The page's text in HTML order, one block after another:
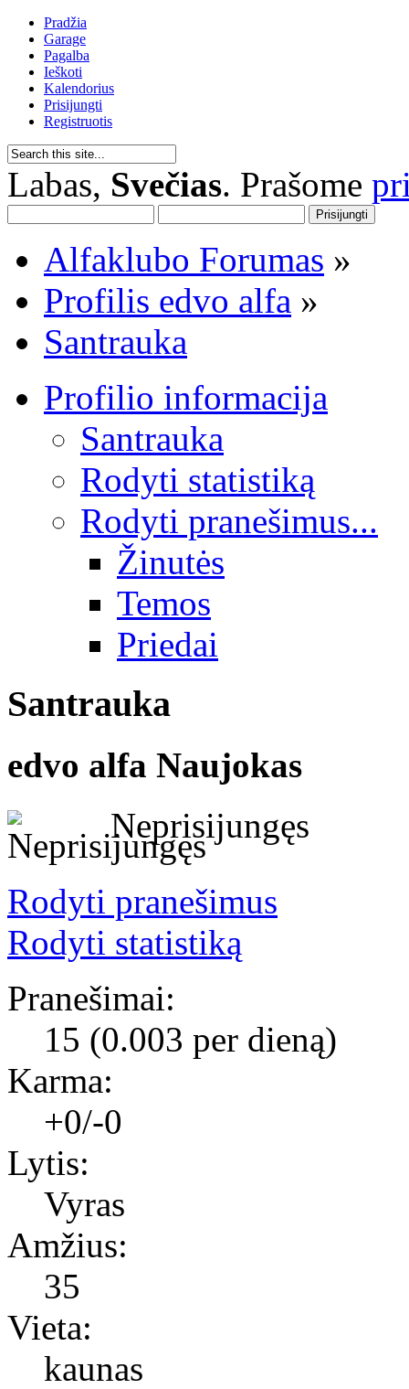
Pradžia
Garage
Pagalba
Ieškoti
Kalendorius
Prisijungti
Registruotis
Labas, Svečias. Prašome
Alfaklubo Forumas »
Profilis edvo alfa »
Santrauka
Profilio informacija
Santrauka
Rodyti statistiką
Rodyti pranešimus...
Žinutės
Temos
Priedai
Santrauka
edvo alfa Naujokas
Neprisijungęs
Rodyti pranešimus
Rodyti statistiką
Pranešimai:
15 (0.003 per dieną)
Karma:
+0/-0
Lytis:
Vyras
Amžius:
35
Vieta:
kaunas